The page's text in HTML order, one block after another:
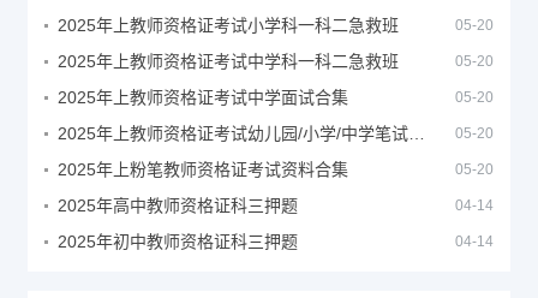
2025年上教师资格证考试小学科一科二急救班 05-20
2025年上教师资格证考试中学科一科二急救班 05-20
2025年上教师资格证考试中学面试合集 05-20
05-20
2025年上粉笔教师资格证考试资料合集 05-20
2025年高中教师资格证科三押题 04-14
2025年初中教师资格证科三押题 04-14